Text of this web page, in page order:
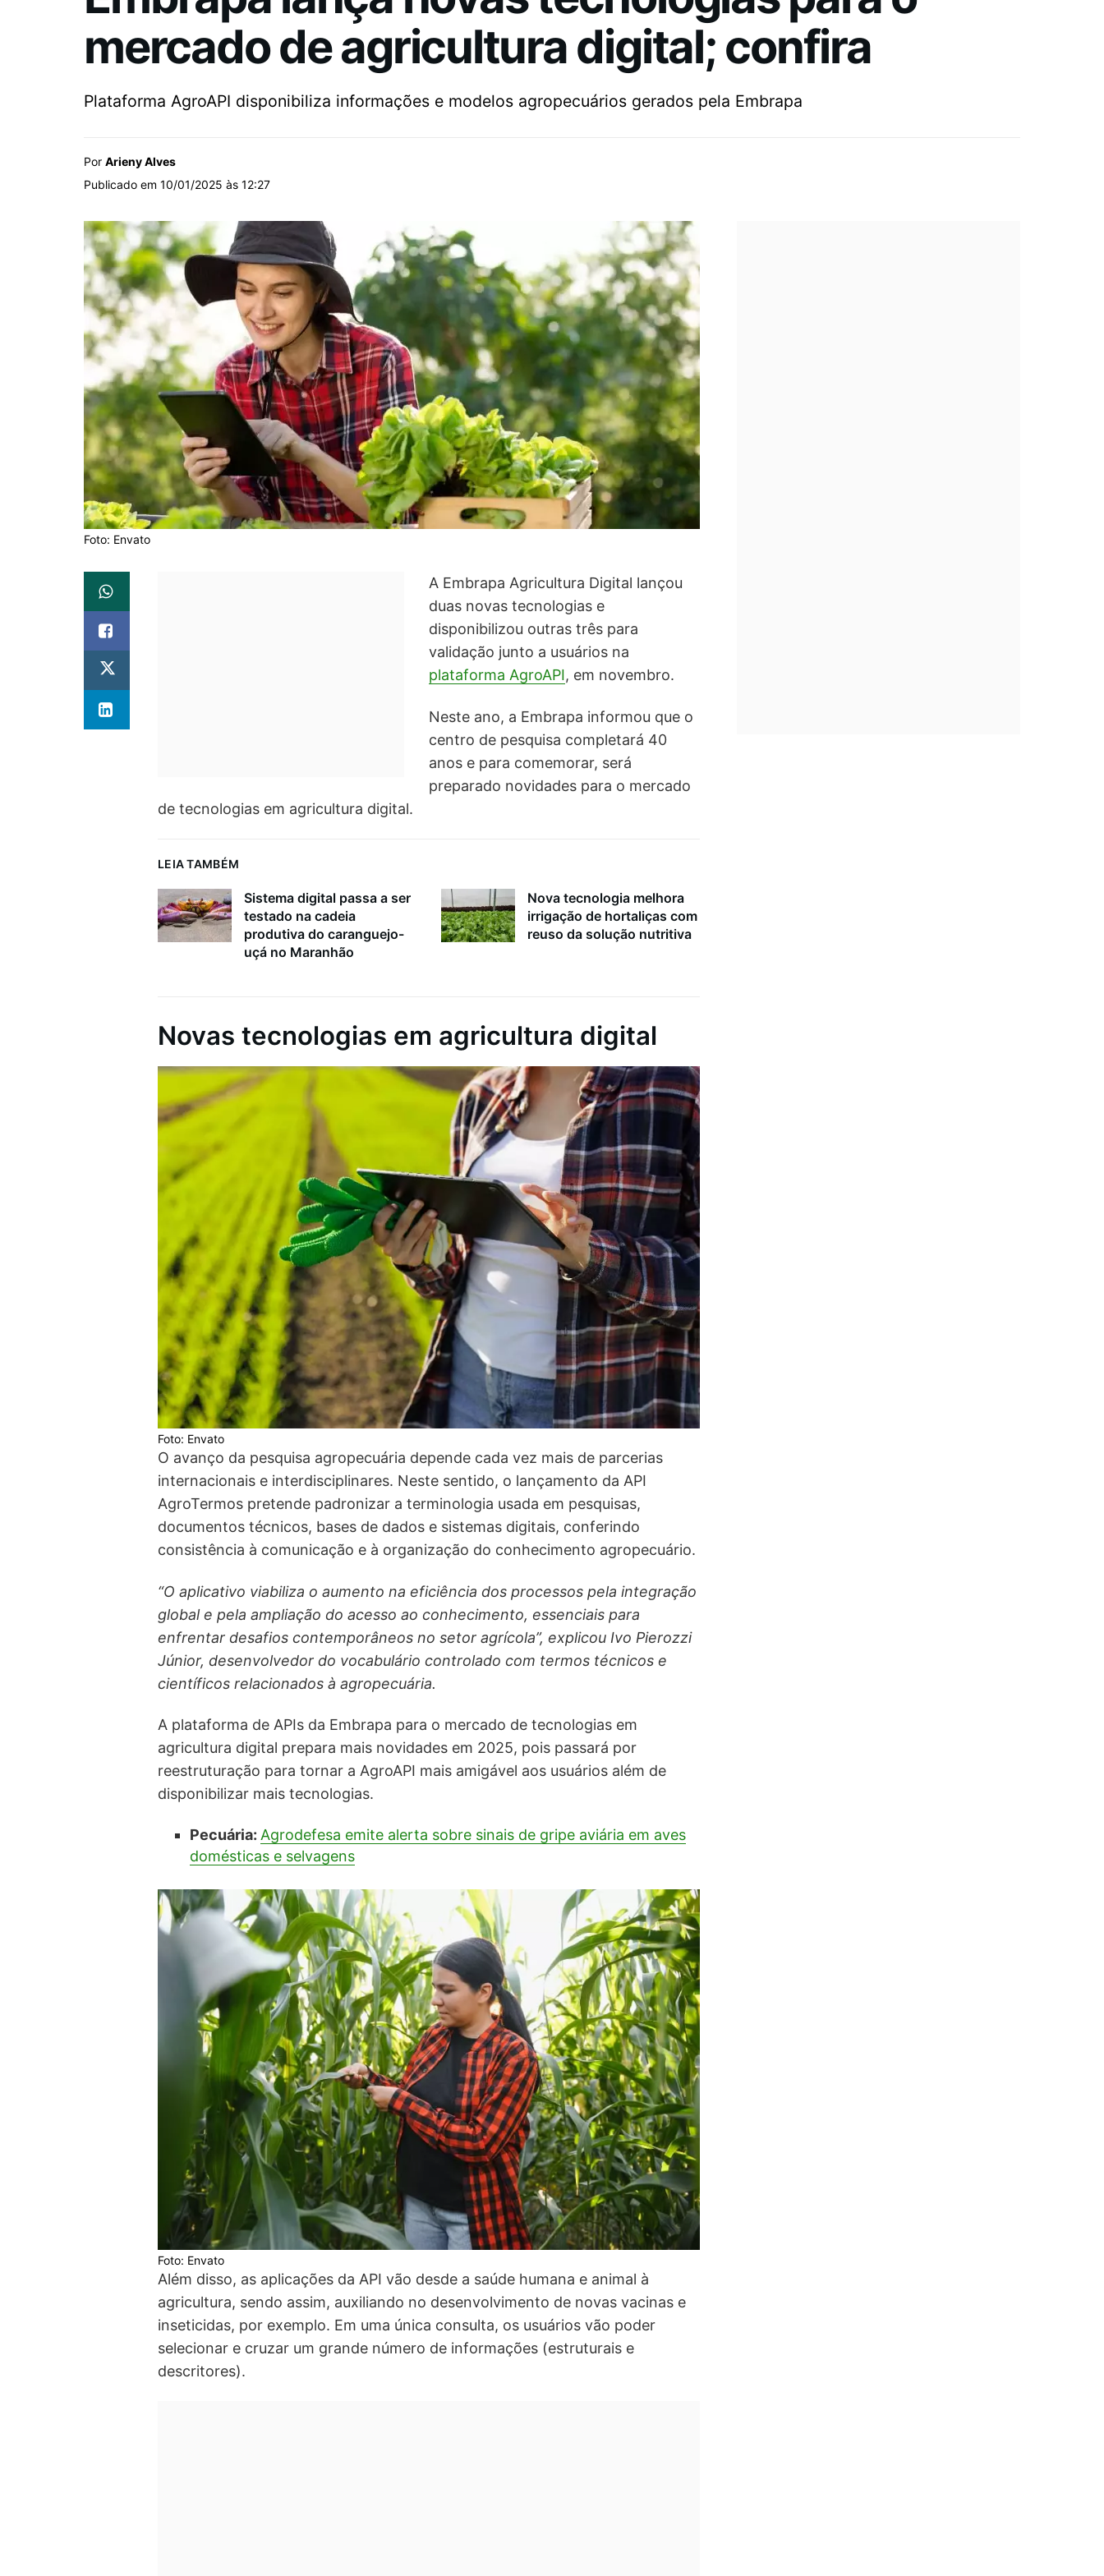
mercado de agricultura digital; confira
Plataforma AgroAPI disponibiliza informações e modelos agropecuários gerados pela Embrapa
Por Arieny Alves
Publicado em 10/01/2025 às 12:27
Foto: Envato
A Embrapa Agricultura Digital lançou
duas novas tecnologias e
disponibilizou outras três para
validação junto a usuários na
plataforma AgroAPI, em novembro.
Neste ano, a Embrapa informou que o
centro de pesquisa completará 40
anos e para comemorar, será
preparado novidades para o mercado
de tecnologias em agricultura digital.
LEIA TAMBÉM
Sistema digital passa a ser
testado na cadeia
produtiva do caranguejo-
uçá no Maranhão
Nova tecnologia melhora
irrigação de hortaliças com
reuso da solução nutritiva
Novas tecnologias em agricultura digital
Foto: Envato
O avanço da pesquisa agropecuária depende cada vez mais de parcerias
internacionais e interdisciplinares. Neste sentido, o lançamento da API
AgroTermos pretende padronizar a terminologia usada em pesquisas,
documentos técnicos, bases de dados e sistemas digitais, conferindo
consistência à comunicação e à organização do conhecimento agropecuário.
“O aplicativo viabiliza o aumento na eficiência dos processos pela integração
global e pela ampliação do acesso ao conhecimento, essenciais para
enfrentar desafios contemporâneos no setor agrícola”, explicou Ivo Pierozzi
Júnior, desenvolvedor do vocabulário controlado com termos técnicos e
científicos relacionados à agropecuária.
A plataforma de APIs da Embrapa para o mercado de tecnologias em
agricultura digital prepara mais novidades em 2025, pois passará por
reestruturação para tornar a AgroAPI mais amigável aos usuários além de
disponibilizar mais tecnologias.
Pecuária: Agrodefesa emite alerta sobre sinais de gripe aviária em aves
domésticas e selvagens
Foto: Envato
Além disso, as aplicações da API vão desde a saúde humana e animal à
agricultura, sendo assim, auxiliando no desenvolvimento de novas vacinas e
inseticidas, por exemplo. Em uma única consulta, os usuários vão poder
selecionar e cruzar um grande número de informações (estruturais e
descritores).